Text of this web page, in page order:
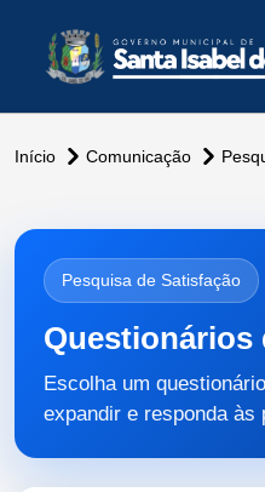
Início Comunicação
Pesquisa de Satisfação
Questionários
Escolha um
expandir e responda